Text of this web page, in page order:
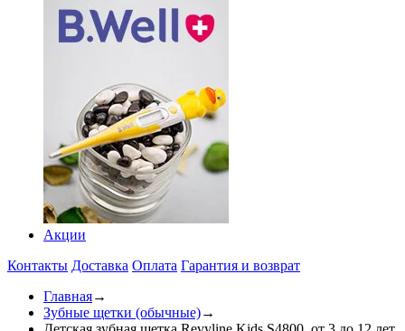
Акции
Контакты Доставка Оплата Гарантия и возврат
Главная→
Зубные щетки (обычные)→